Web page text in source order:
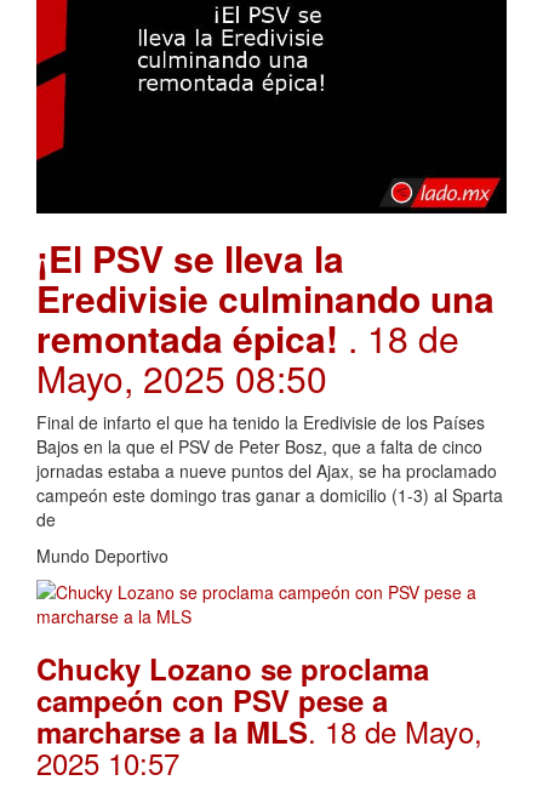
¡El PSV se lleva la
Eredivisie culminando una
remontada épica! . 18 de
Mayo, 2025 08:50
Final de infarto el que ha tenido la Eredivisie de los Países
Bajos en la que el PSV de Peter Bosz, que a falta de cinco
jornadas estaba a nueve puntos del Ajax, se ha proclamado
campeón este domingo tras ganar a domicilio (1-3) al Sparta
de
Mundo Deportivo
Chucky Lozano se proclama
campeón con PSV pese a
marcharse a la MLS. 18 de Mayo,
2025 10:57